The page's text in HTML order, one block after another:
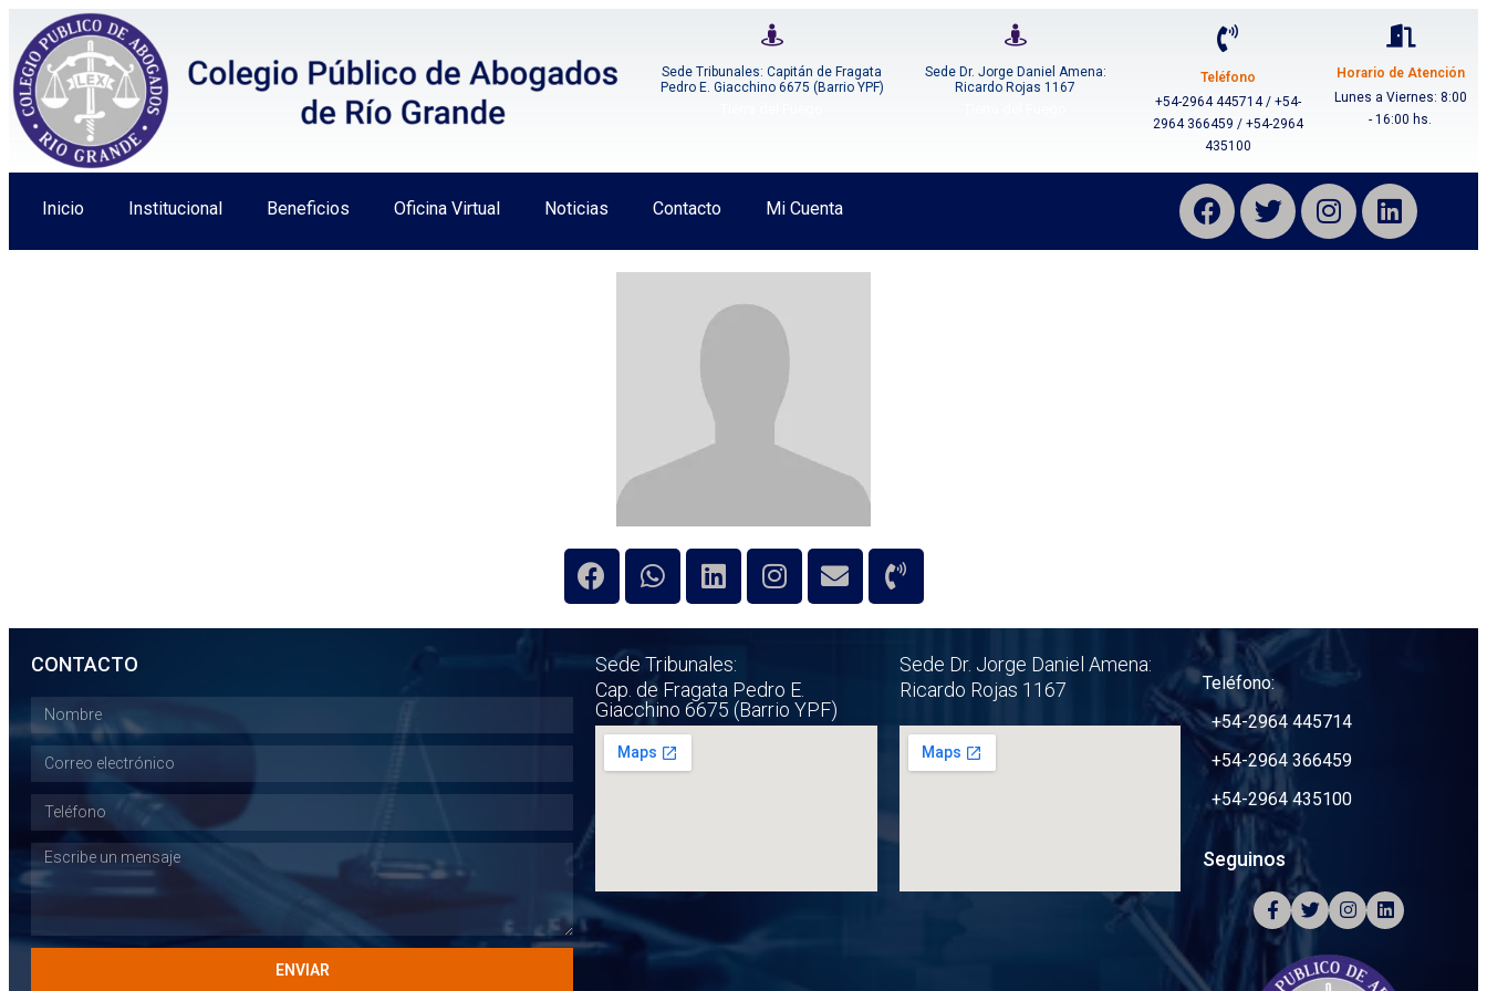
Sede Tribunales: Capitán de Fragata
Pedro E. Giacchino 6675 (Barrio YPF)
Sede Dr. Jorge Daniel Amena:
Ricardo Rojas 1167
Teléfono
+54-2964 445714 / +54-
2964 366459 / +54-2964
435100
Horario de Atención
Lunes a Viernes: 8:00
- 16:00 hs.
Inicio Institucional Beneficios Oficina Virtual Noticias Contacto Mi Cuenta
CONTACTO
ENVIAR
Sede Tribunales:
Cap. de Fragata Pedro E.
Giacchino 6675 (Barrio YPF)
Sede Dr. Jorge Daniel Amena:
Ricardo Rojas 1167
Teléfono:
+54-2964 445714
+54-2964 366459
+54-2964 435100
Seguinos